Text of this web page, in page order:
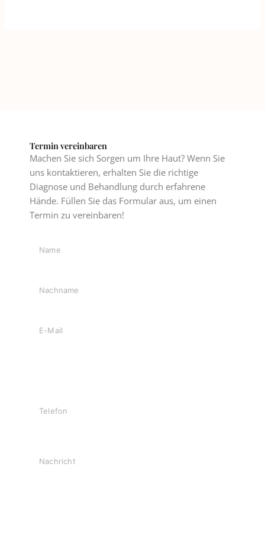
Termin vereinbaren
Machen Sie sich Sorgen um Ihre Haut? Wenn Sie
uns kontaktieren, erhalten Sie die richtige
Diagnose und Behandlung durch erfahrene
Hände. Füllen Sie das Formular aus, um einen
Termin zu vereinbaren!